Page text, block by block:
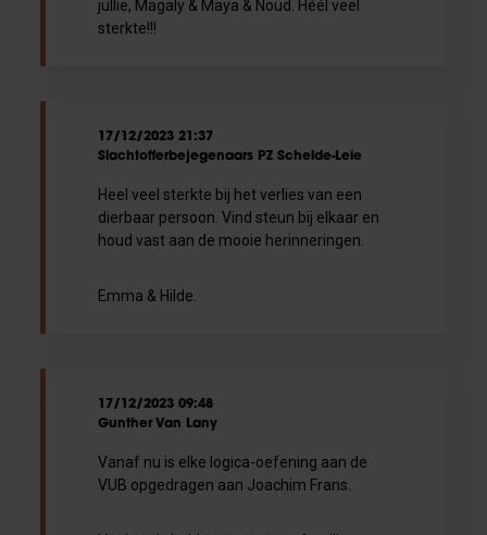
jullie, Magaly & Maya & Noud. Héél veel
sterkte!!!
17/12/2023 21:37
Slachtofferbejegenaars PZ Schelde-Leie
Heel veel sterkte bij het verlies van een
dierbaar persoon. Vind steun bij elkaar en
houd vast aan de mooie herinneringen.
Emma & Hilde.
17/12/2023 09:48
Gunther Van Lany
Vanaf nu is elke logica-oefening aan de
VUB opgedragen aan Joachim Frans.